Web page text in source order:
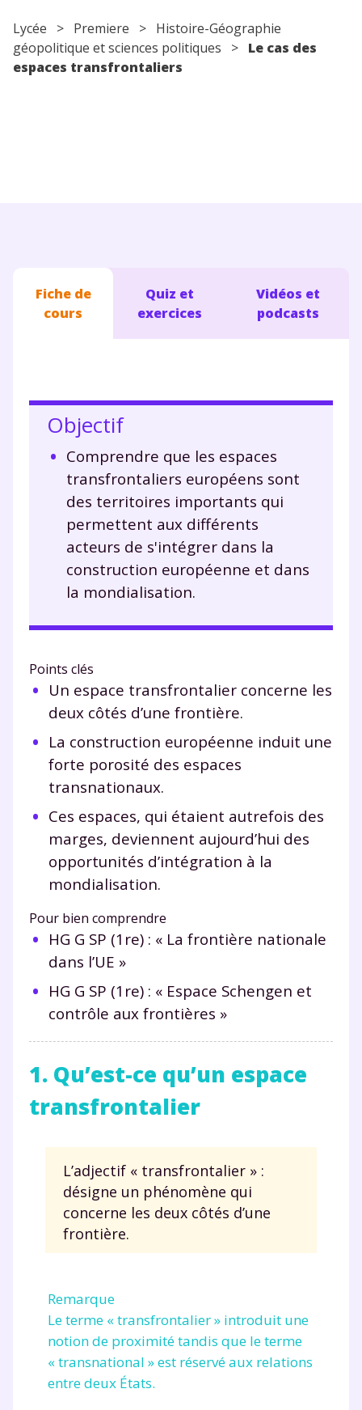
Lycée > Premiere > Histoire-Géographie
géopolitique et sciences politiques > Le cas des
espaces transfrontaliers
Fiche de
cours
Quiz et
exercices
Vidéos et
podcasts
Objectif
Comprendre que les espaces
transfrontaliers européens sont
des territoires importants qui
permettent aux différents
acteurs de s'intégrer dans la
construction européenne et dans
la mondialisation.
Points clés
Un espace transfrontalier concerne les
deux côtés d’une frontière.
La construction européenne induit une
forte porosité des espaces
transnationaux.
Ces espaces, qui étaient autrefois des
marges, deviennent aujourd’hui des
opportunités d’intégration à la
mondialisation.
Pour bien comprendre
HG G SP (1re) : « La frontière nationale
dans l’UE »
HG G SP (1re) : « Espace Schengen et
contrôle aux frontières »
1. Qu’est-ce qu’un espace
transfrontalier
L’adjectif « transfrontalier » :
désigne un phénomène qui
concerne les deux côtés d’une
frontière.
Remarque
Le terme « transfrontalier » introduit une
notion de proximité tandis que le terme
« transnational » est réservé aux relations
entre deux États.